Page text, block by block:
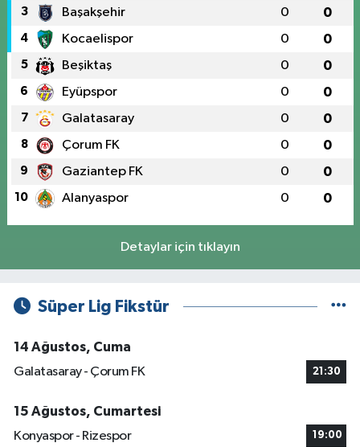
3 Başakşehir 0 0
4 Kocaelispor 0 0
5 Beşiktaş 0 0
6 Eyüpspor 0 0
7 Galatasaray 0 0
8 Çorum FK 0 0
9 Gaziantep FK 0 0
10 Alanyaspor 0 0
Detaylar için tıklayın
Süper Lig Fikstür
14 Ağustos, Cuma
Galatasaray - Çorum FK
21:30
15 Ağustos, Cumartesi
Konyaspor - Rizespor
19:00